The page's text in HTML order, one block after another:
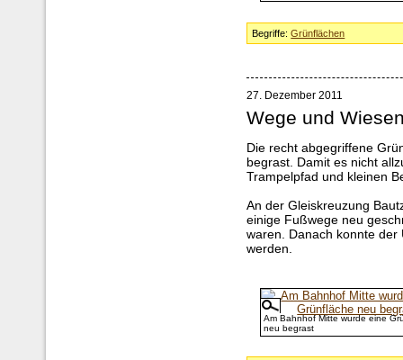
Begriffe:Grünflächen
27. Dezember 2011
Wege und
Die recht abgegriffene
begrast. Damit es nicht
Trampelpfad und kleinen
An der Gleiskreuzung
einige Fußwege neu
waren. Danach konnte
werden.
Am Bahnhof Mitte wurde eine
neu begrast